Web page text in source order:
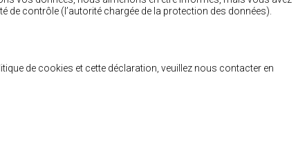
de contrôle (l’autorité chargée de la protection des données).
de cookies et cette déclaration, veuillez nous contacter en